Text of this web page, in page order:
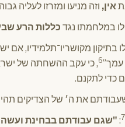
אין, וזה מניעו ומזרזו לעליה
במלחמתו נגד כללות הרע
בתיקון מקושריו־תלמידיו,
עמך”6, כי עקב ההשחתה של
כדי לתקנם.
את ה׳ של הצדיקים
7
: "שגם עבודתם בבחינת ועשה